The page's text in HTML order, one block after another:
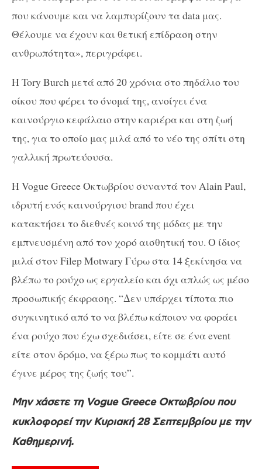
που κάνουμε και να λαμπυρίζουν τα data μας.
Θέλουμε να έχουν και θετική επίδραση στην
ανθρωπότητα», περιγράφει.
Η Tory Burch μετά από 20 χρόνια στο πηδάλιο του
οίκου που φέρει το όνομά της, ανοίγει ένα
καινούργιο κεφάλαιο στην καριέρα και στη ζωή
της, για το οποίο μας μιλά από το νέο της σπίτι στη
γαλλική πρωτεύουσα.
Η Vogue Greece Οκτωβρίου συναντά τον Alain Paul,
ιδρυτή ενός καινούργιου brand που έχει
κατακτήσει το διεθνές κοινό της μόδας με την
εμπνευσμένη από τον χορό αισθητική του. Ο ίδιος
μιλά στον Filep Motwary Γύρω στα 14 ξεκίνησα να
βλέπω το ρούχο ως εργαλείο και όχι απλώς ως μέσο
προσωπικής έκφρασης. “Δεν υπάρχει τίποτα πιο
συγκινητικό από το να βλέπω κάποιον να φοράει
ένα ρούχο που έχω σχεδιάσει, είτε σε ένα event
είτε στον δρόμο, να ξέρω πως το κομμάτι αυτό
έγινε μέρος της ζωής του”.
Μην χάσετε τη Vogue Greece Οκτωβρίου που
κυκλοφορεί την Κυριακή 28 Σεπτεμβρίου με την
Καθημερινή.